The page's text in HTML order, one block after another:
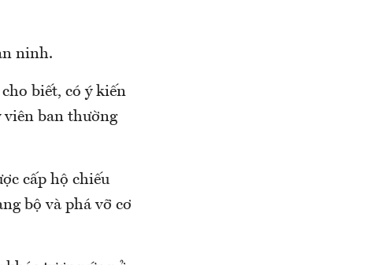
ninh.
biết, có ý kiến
viên ban thường
cấp hộ chiếu
bộ và phá vỡ cơ